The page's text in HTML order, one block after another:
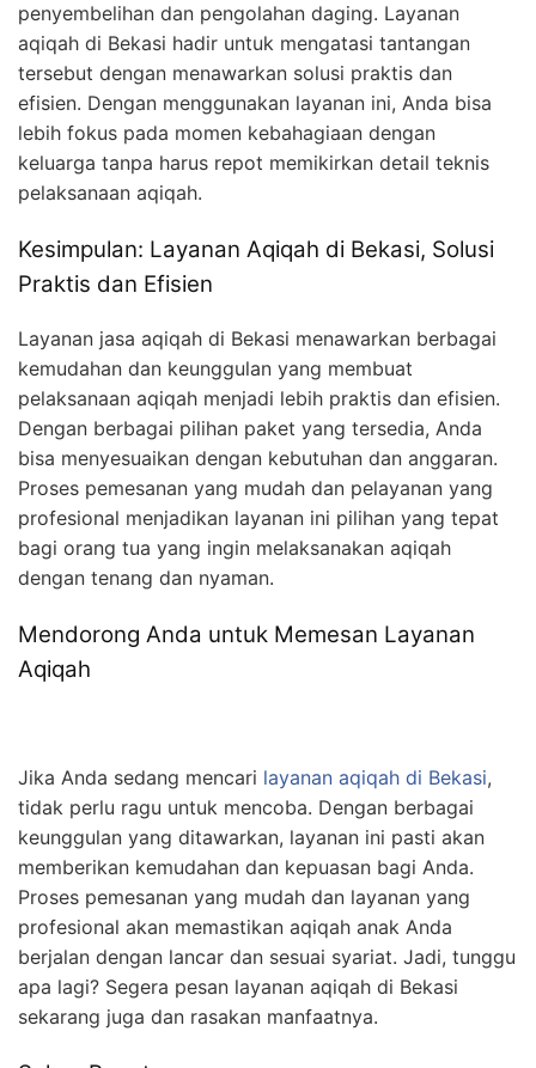
penyembelihan dan pengolahan daging. Layanan
aqiqah di Bekasi hadir untuk mengatasi tantangan
tersebut dengan menawarkan solusi praktis dan
efisien. Dengan menggunakan layanan ini, Anda bisa
lebih fokus pada momen kebahagiaan dengan
keluarga tanpa harus repot memikirkan detail teknis
pelaksanaan aqiqah.
Kesimpulan: Layanan Aqiqah di Bekasi, Solusi
Praktis dan Efisien
Layanan jasa aqiqah di Bekasi menawarkan berbagai
kemudahan dan keunggulan yang membuat
pelaksanaan aqiqah menjadi lebih praktis dan efisien.
Dengan berbagai pilihan paket yang tersedia, Anda
bisa menyesuaikan dengan kebutuhan dan anggaran.
Proses pemesanan yang mudah dan pelayanan yang
profesional menjadikan layanan ini pilihan yang tepat
bagi orang tua yang ingin melaksanakan aqiqah
dengan tenang dan nyaman.
Mendorong Anda untuk Memesan Layanan
Aqiqah
Jika Anda sedang mencari layanan aqiqah di Bekasi,
tidak perlu ragu untuk mencoba. Dengan berbagai
keunggulan yang ditawarkan, layanan ini pasti akan
memberikan kemudahan dan kepuasan bagi Anda.
Proses pemesanan yang mudah dan layanan yang
profesional akan memastikan aqiqah anak Anda
berjalan dengan lancar dan sesuai syariat. Jadi, tunggu
apa lagi? Segera pesan layanan aqiqah di Bekasi
sekarang juga dan rasakan manfaatnya.